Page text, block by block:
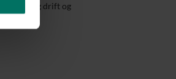
til daglig drift og